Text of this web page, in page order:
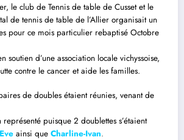
le club de Tennis de table de Cusset et le
de tennis de table de l’Allier organisait un
pour ce mois particulier rebaptisé Octobre
soutien d’une association locale vichyssoise,
contre le cancer et aide les familles.
de doubles étaient réunies, venant de
puisque 2 doublettes s’étaient
ainsi que Charline-Ivan.